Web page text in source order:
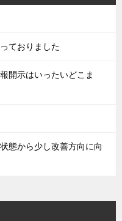
ておりました
開示はいったいどこま
態から少し改善方向に向